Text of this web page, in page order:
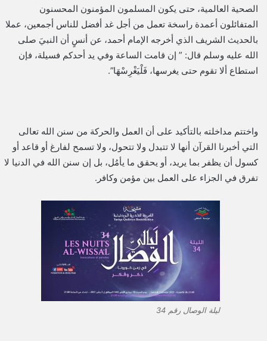
الصحية العالمية، حتى يكون المسلمون المؤمنون المحسنون
المتفائلون أعمدة راسخة تعمل من أجل غد أفضل للناس أجمعين، عملا
بالحديث الشريف الذي أخرجه الإمام أحمد، عن أنسٍ أن النبيَ صلى
الله عليه وسلم قال: ” إن قامت الساعة وفي يد أحدكم فسيلة، فإن
استطاع ألا تقوم حتى يغرسها، فَلْيَغْرِسْهَا”.
واختتم مداخلته بالتأكيد على أن العمل والحركة من سنن الله تعالى
التي أخبرنا القرآن أنها لا تتبدل ولا تتحول، ولا تسمح لفارغ أو قاعد أو
كسول أن يظفر بما يريد، أو يحقق ما يأمُل، بل إن سنن الله في الدنيا لا
تفرق في الجزاء على العمل بين مؤمن وكافر.
ليلة الوصال رقم 34